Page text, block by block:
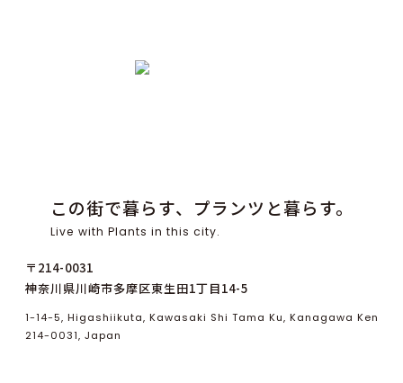
この街で暮らす、プランツと暮らす。
Live with Plants in this city.
〒214-0031
神奈川県川崎市多摩区東生田1丁目14-5
1-14-5, Higashiikuta, Kawasaki Shi Tama Ku, Kanagawa Ken
214-0031, Japan